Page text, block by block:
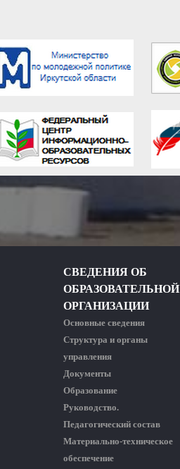
СВЕДЕНИЯ ОБ
ОБРАЗОВАТЕЛЬНОЙ
ОРГАНИЗАЦИИ
Основные сведения
Структура и органы
управления
Документы
Образование
Руководство.
Педагогический состав
Материально-техническое
обеспечение